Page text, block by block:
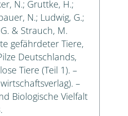
N.; Gruttke, H.;
N.; Ludwig, G.;
& Strauch, M.
gefährdeter Tiere,
Deutschlands,
Tiere (Teil 1). –
–
Biologische Vielfalt